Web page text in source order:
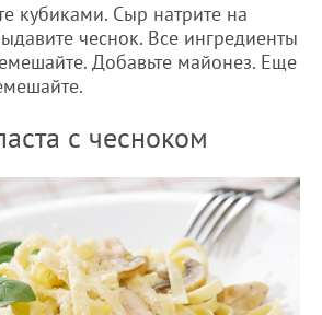
кубиками. Сыр натрите на
чеснок. Все ингредиенты
Добавьте майонез. Еще
с чесноком